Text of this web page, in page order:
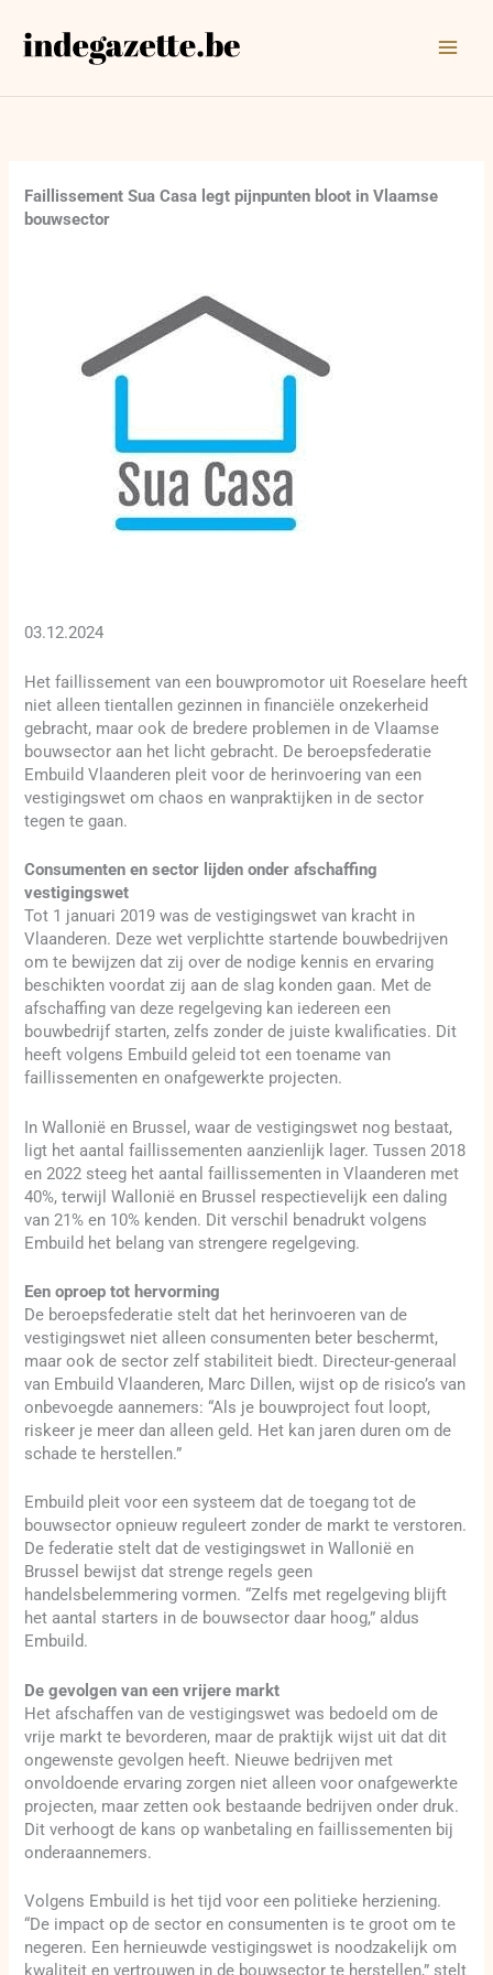
naar
Faillissement Sua Casa legt pijnpunten bloot in Vlaamse
bouwsector
03.12.2024
Het faillissement van een bouwpromotor uit Roeselare heeft
niet alleen tientallen gezinnen in financiële onzekerheid
gebracht, maar ook de bredere problemen in de Vlaamse
bouwsector aan het licht gebracht. De beroepsfederatie
Embuild Vlaanderen pleit voor de herinvoering van een
vestigingswet om chaos en wanpraktijken in de sector
tegen te gaan.
Consumenten en sector lijden onder afschaffing
vestigingswet
Tot 1 januari 2019 was de vestigingswet van kracht in
Vlaanderen. Deze wet verplichtte startende bouwbedrijven
om te bewijzen dat zij over de nodige kennis en ervaring
beschikten voordat zij aan de slag konden gaan. Met de
afschaffing van deze regelgeving kan iedereen een
bouwbedrijf starten, zelfs zonder de juiste kwalificaties. Dit
heeft volgens Embuild geleid tot een toename van
faillissementen en onafgewerkte projecten.
In Wallonië en Brussel, waar de vestigingswet nog bestaat,
ligt het aantal faillissementen aanzienlijk lager. Tussen 2018
en 2022 steeg het aantal faillissementen in Vlaanderen met
40%, terwijl Wallonië en Brussel respectievelijk een daling
van 21% en 10% kenden. Dit verschil benadrukt volgens
Embuild het belang van strengere regelgeving.
Een oproep tot hervorming
De beroepsfederatie stelt dat het herinvoeren van de
vestigingswet niet alleen consumenten beter beschermt,
maar ook de sector zelf stabiliteit biedt. Directeur-generaal
van Embuild Vlaanderen, Marc Dillen, wijst op de risico’s van
onbevoegde aannemers: “Als je bouwproject fout loopt,
riskeer je meer dan alleen geld. Het kan jaren duren om de
schade te herstellen.”
Embuild pleit voor een systeem dat de toegang tot de
bouwsector opnieuw reguleert zonder de markt te verstoren.
De federatie stelt dat de vestigingswet in Wallonië en
Brussel bewijst dat strenge regels geen
handelsbelemmering vormen. “Zelfs met regelgeving blijft
het aantal starters in de bouwsector daar hoog,” aldus
Embuild.
De gevolgen van een vrijere markt
Het afschaffen van de vestigingswet was bedoeld om de
vrije markt te bevorderen, maar de praktijk wijst uit dat dit
ongewenste gevolgen heeft. Nieuwe bedrijven met
onvoldoende ervaring zorgen niet alleen voor onafgewerkte
projecten, maar zetten ook bestaande bedrijven onder druk.
Dit verhoogt de kans op wanbetaling en faillissementen bij
onderaannemers.
Volgens Embuild is het tijd voor een politieke herziening.
“De impact op de sector en consumenten is te groot om te
negeren. Een hernieuwde vestigingswet is noodzakelijk om
kwaliteit en vertrouwen in de bouwsector te herstellen,” stelt